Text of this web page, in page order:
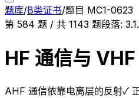
题库/B类证书/题目 MC1-0623
第 584 题 / 共 1143 题段落:
HF 通信与
AHF 通信依靠电离层的反射✓